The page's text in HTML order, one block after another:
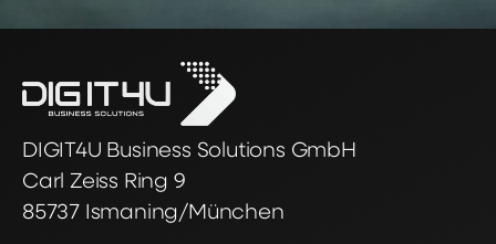
DIGIT4U Business Solutions GmbH
Carl Zeiss Ring 9
85737 Ismaning/München